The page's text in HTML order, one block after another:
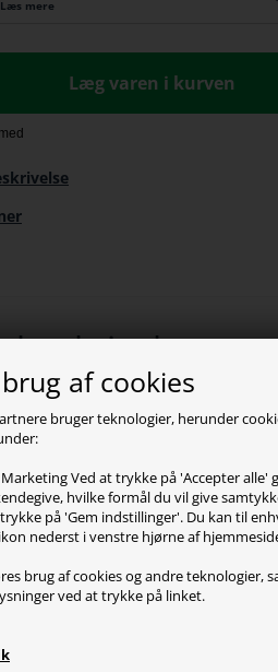
af cookies
bruger teknologier, herunder
Ved at trykke på 'Accepter alle'
hvilke formål du vil give
på 'Gem indstillinger'. Du kan til
nederst i venstre hjørne af
brug af cookies og andre teknologier,
ved at trykke på linket.
Læs mere
Læg varen i kurven
L gamerstolen løfter komfort
polstring af højkvalitets
holdbarhed og luksus. Det
timers intens gaming eller
over din komfort! Den
låse stolen i præcis den vinkel,
sikrer, at du altid
femstjernet fod i nylon og 6
4 understøtter op til 150 kg.
oplagt valg for gameren, der vil